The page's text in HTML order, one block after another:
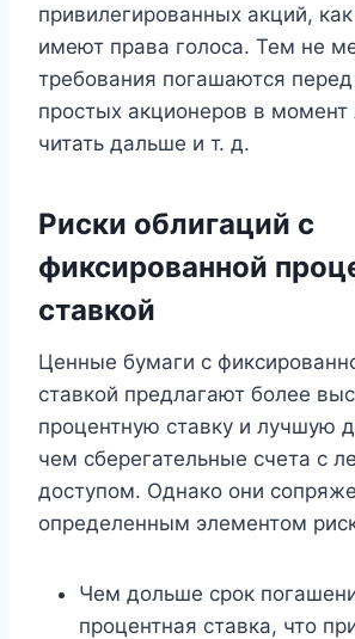
привилегированных акций,
имеют права голоса. Тем не
требования погашаются
простых акционеров в момент
читать дальше и т. д.
Риски облигаций с
фиксированной
ставкой
Ценные бумаги с
ставкой предлагают более
процентную ставку и лучшую
чем сберегательные счета с
доступом. Однако они
определенным элементом
Чем дольше срок
процентная ставка, что